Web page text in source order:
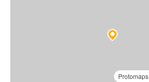
Protomaps